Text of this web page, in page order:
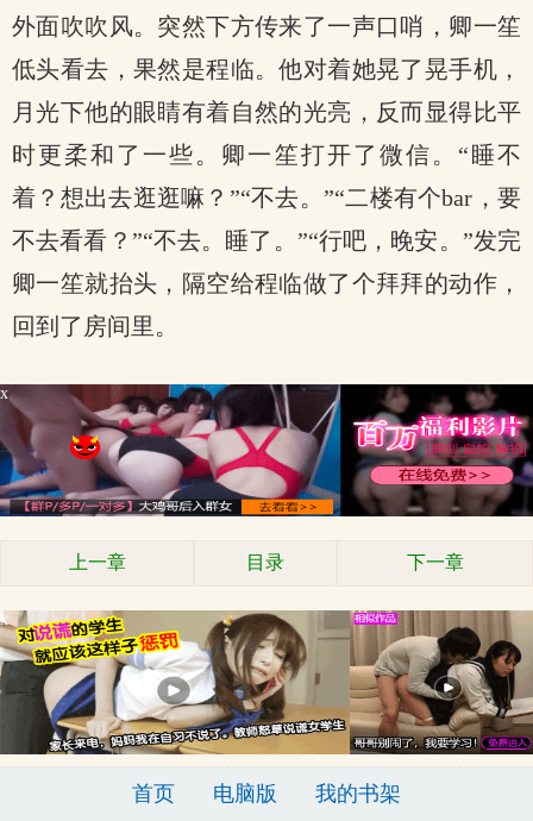
外面吹吹风。突然下方传来了一声口哨，卿一笙
低头看去，果然是程临。他对着她晃了晃手机，
月光下他的眼睛有着自然的光亮，反而显得比平
时更柔和了一些。卿一笙打开了微信。“睡不
着？想出去逛逛嘛？”“不去。”“二楼有个bar，要
不去看看？”“不去。睡了。”“行吧，晚安。”发完
卿一笙就抬头，隔空给程临做了个拜拜的动作，
回到了房间里。
x
上一章 目录 下一章
x
首页 电脑版 我的书架